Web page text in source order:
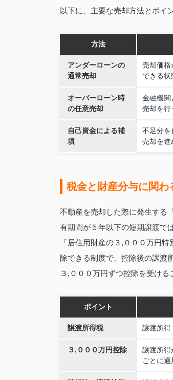
以下に、主要な売却方法とポイ
方法
アンダーローンの
通常売却
売却価格
できる状
オーバーローン時
の任意売却
金融機関
売却を行
自己資金による補
填
不足分を
売却を進
税金と財産分与に関わ
不動産を売却した際に発生する
有期間が５年以下の短期譲渡で
「居住用財産の３,０００万円
除できる制度で、控除後の譲渡
３,０００万円ずつ控除を受け
ポイント
譲渡所得税 譲渡所得
３,０００万円控除
譲渡所得
ごとに適